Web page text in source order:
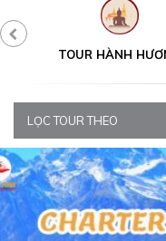
TOUR HÀNH
LỌC TOUR THEO